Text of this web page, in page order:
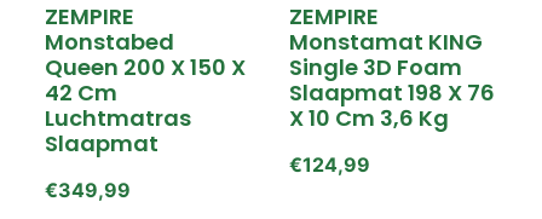
ZEMPIRE
Monstabed
Queen 200 X 150 X
42 Cm
Luchtmatras
Slaapmat
€349,99
ZEMPIRE
Monstamat KING
Single 3D Foam
Slaapmat 198 X 76
X 10 Cm 3,6 Kg
€124,99